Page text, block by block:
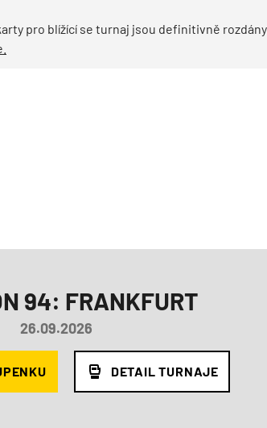
pro blížící se turnaj jsou definitivně
94: FRANKFURT
26.09.2026
DETAIL TURNAJE